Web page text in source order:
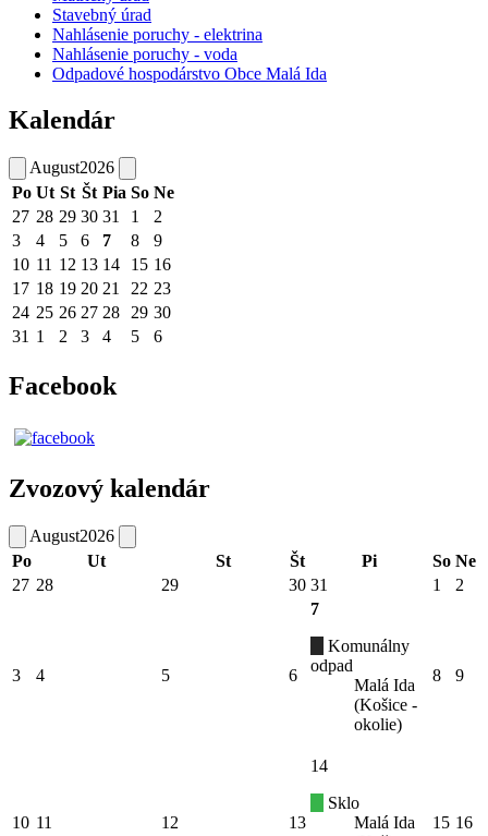
Stavebný úrad
Nahlásenie poruchy - elektrina
Nahlásenie poruchy - voda
Odpadové hospodárstvo Obce Malá Ida
Kalendár
August2026
Po Ut St Št Pia So Ne
27 28 29 30 31 1
2
3
4 5 6 7 8
9
10 11 12 13 14 15 16
17 18 19 20 21 22 23
24 25 26 27 28 29 30
31 1 2 3 4 5 6
Facebook
Zvozový kalendár
August2026
Po
Ut St Št Pi So Ne
27 28 29 30 31 1 2
3 4 5 6
7
Komunálny
odpad
Malá Ida
(Košice -
okolie)
8 9
10 11 12 13
14
Sklo
Malá Ida
15 16